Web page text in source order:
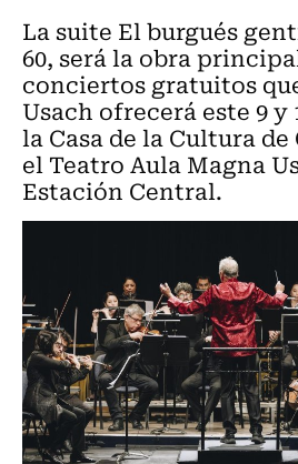
La suite El burgués
60, será la obra
conciertos gratuitos
Usach ofrecerá este 9 y
la Casa de la Cultura
el Teatro Aula Magna
Estación Central.